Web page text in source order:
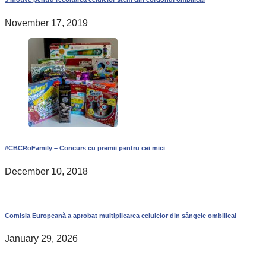
November 17, 2019
#CBCRoFamily – Concurs cu premii pentru cei mici
December 10, 2018
Comisia Europeană a aprobat multiplicarea celulelor din sângele ombilical
January 29, 2026